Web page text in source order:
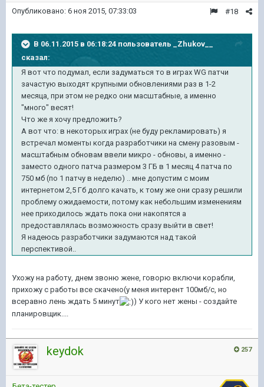
#18
Опубликовано: 6 ноя 2015, 07:33:03
В 06.11.2015 в 06:18:24 пользователь _Zhukov__
сказал:
Я вот что подумал, если задуматься то в играх WG патчи
зачастую выходят крупными обновлениями раз в 1-2
месяца, при этом не редко они масштабные, а именно
"много" весят!
Что же я хочу предложить?
А вот что: в некоторых играх (не буду рекламировать) я
встречал моменты когда разработчики на смену разовым -
масштабным обновам ввели микро - обновы, а именно -
заместо одного патча размером 3 ГБ в 1 месяц 4 патча по
750 мб (по 1 патчу в неделю) .. мне допустим с моим
интернетом 2,5 Гб долго качать, к тому же они сразу решили
проблему ожидаемости, потому как небольшим изменениям
нее приходилось ждать пока они накопятся а
предоставлялась возможность сразу выйти в свет!
Я надеюсь разработчики задумаются над такой
перспективой..
Ухожу на работу, днем звоню жене, говорю включи корабли,
прихожу с работы все скачено(у меня интерент 100мб/с, но
всеравно лень ждать 5 минут
) У кого нет жены - создайте
планировщик....
257
keydok